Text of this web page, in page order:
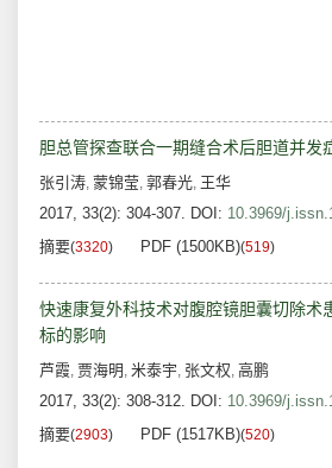
胆总管探查联合一期缝合术后胆道并发
张引涛, 蒙锦莹, 郭春光, 王华
2017, 33(2): 304-307. DOI: 10.3969/
摘要(3320) PDF (1500KB)(519)
快速康复外科技术对腹腔镜胆囊切除术
标的影响
芦霞, 贾海明 , 米泰宇, 张文权, 高鹏
2017, 33(2): 308-312. DOI: 10.3969/
摘要(2903) PDF (1517KB)(520)